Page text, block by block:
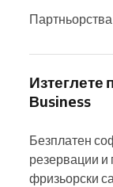
Изтеглете
Business
Безплатен
резервации и
фризьорски